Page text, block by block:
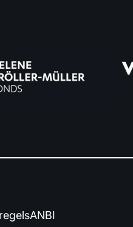
ANBI